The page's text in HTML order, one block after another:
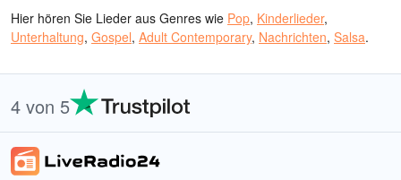
Hier hören Sie Lieder aus Genres wie Pop, Kinderlieder,
Unterhaltung, Gospel, Adult Contemporary, Nachrichten, Salsa.
4 von 5